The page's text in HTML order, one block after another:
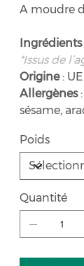
A moudre
Ingrédients
*Issus de
Origine:
Allergènes:
sésame,
Poids
Quantité